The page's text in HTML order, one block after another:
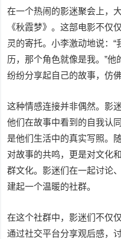
在一个热闹的影迷聚会上，
《秋霞梦》。这部电影不仅
灵的寄托。小李激动地说：
历，那个角色就像是我。”
纷纷分享起自己的故事，仿
这种情感连接并非偶然。影
他们在故事中看到的自我认
是他们生活中的真实写照。
对故事的共鸣，更是对文化
群文化。影迷们在一起讨论
建起一个温暖的社群。
在这个社群中，影迷们不仅
通过社交平台分享观后感，